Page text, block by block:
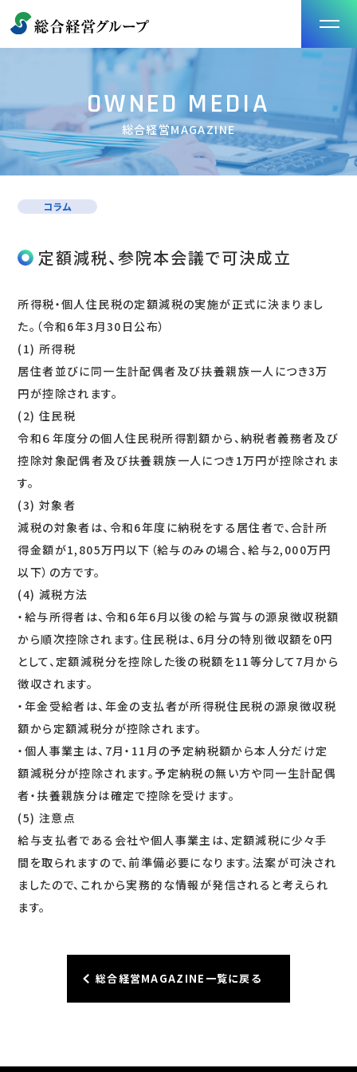
OWNED MEDIA
総合経営MAGAZINE
コラム
定額減税、参院本会議で可決成立
所得税・個人住民税の定額減税の実施が正式に決まりまし
た。（令和6年3月30日公布）
(1) 所得税
居住者並びに同一生計配偶者及び扶養親族一人につき3万
円が控除されます。
(2) 住民税
令和６年度分の個人住民税所得割額から、納税者義務者及び
控除対象配偶者及び扶養親族一人につき1万円が控除されま
す。
(3) 対象者
減税の対象者は、令和6年度に納税をする居住者で、合計所
得金額が1,805万円以下（給与のみの場合、給与2,000万円
以下）の方です。
(4) 減税方法
・給与所得者は、令和6年6月以後の給与賞与の源泉徴収税額
から順次控除されます。住民税は、6月分の特別徴収額を0円
として、定額減税分を控除した後の税額を11等分して7月から
徴収されます。
・年金受給者は、年金の支払者が所得税住民税の源泉徴収税
額から定額減税分が控除されます。
・個人事業主は、7月・11月の予定納税額から本人分だけ定
額減税分が控除されます。予定納税の無い方や同一生計配偶
者・扶養親族分は確定で控除を受けます。
(5) 注意点
給与支払者である会社や個人事業主は、定額減税に少々手
間を取られますので、前準備必要になります。法案が可決され
ましたので、これから実務的な情報が発信されると考えられ
ます。
総合経営MAGAZINE一覧に戻る